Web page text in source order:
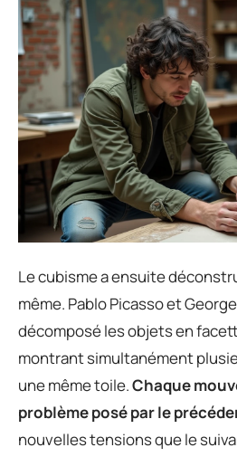
Le cubisme a ensuite
même. Pablo Picasso et
décomposé les objets en
montrant simultanément
une même toile.Chaque
problème posé par le
nouvelles tensions que le